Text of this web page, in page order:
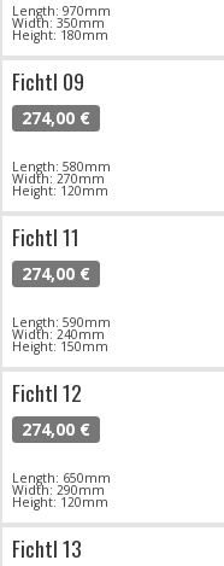
Length: 970mm
Width: 350mm
Height: 180mm
Fichtl 09
274,00 €
Length: 580mm
Width: 270mm
Height: 120mm
Fichtl 11
274,00 €
Length: 590mm
Width: 240mm
Height: 150mm
Fichtl 12
274,00 €
Length: 650mm
Width: 290mm
Height: 120mm
Fichtl 13